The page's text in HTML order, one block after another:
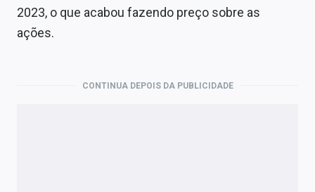
Empresas
Brasil
2023, o que acabou fazendo preço sobre as
ações.
CONTINUA DEPOIS DA PUBLICIDADE